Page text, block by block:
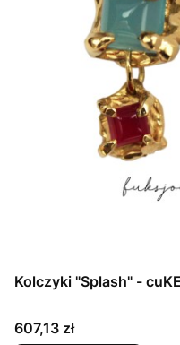
Kolczyki "Splash" -
Cena
607,13 zł